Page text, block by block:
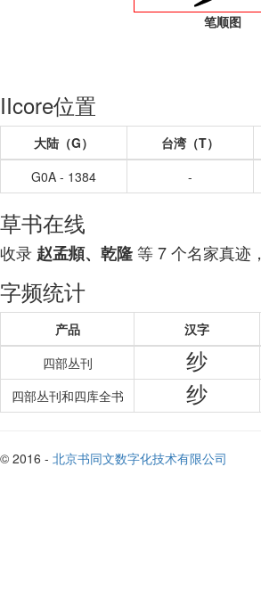
笔顺图
IIcore位置
大陆（G） 台湾（T）
G0A - 1384
-
草书在线
收录 赵孟頫、乾隆等 7 个名家真迹，
字频统计
产品 汉字
四部丛刊
纱
四部丛刊和四库全书
纱
© 2016 - 北京书同文数字化技术有限公司